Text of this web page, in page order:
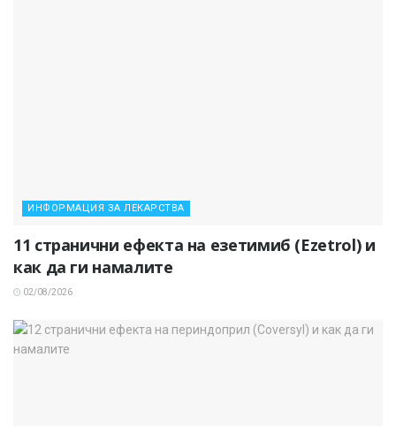
ИНФОРМАЦИЯ ЗА ЛЕКАРСТВА
11 странични ефекта на езетимиб (Ezetrol) и
как да ги намалите
02/08/2026